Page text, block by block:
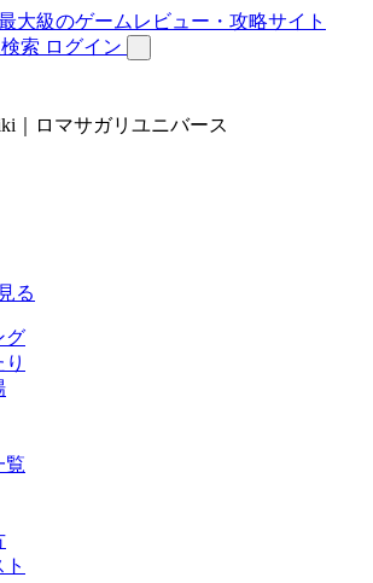
索 ログイン
｜ロマサガリユニバース
る
グ
覧